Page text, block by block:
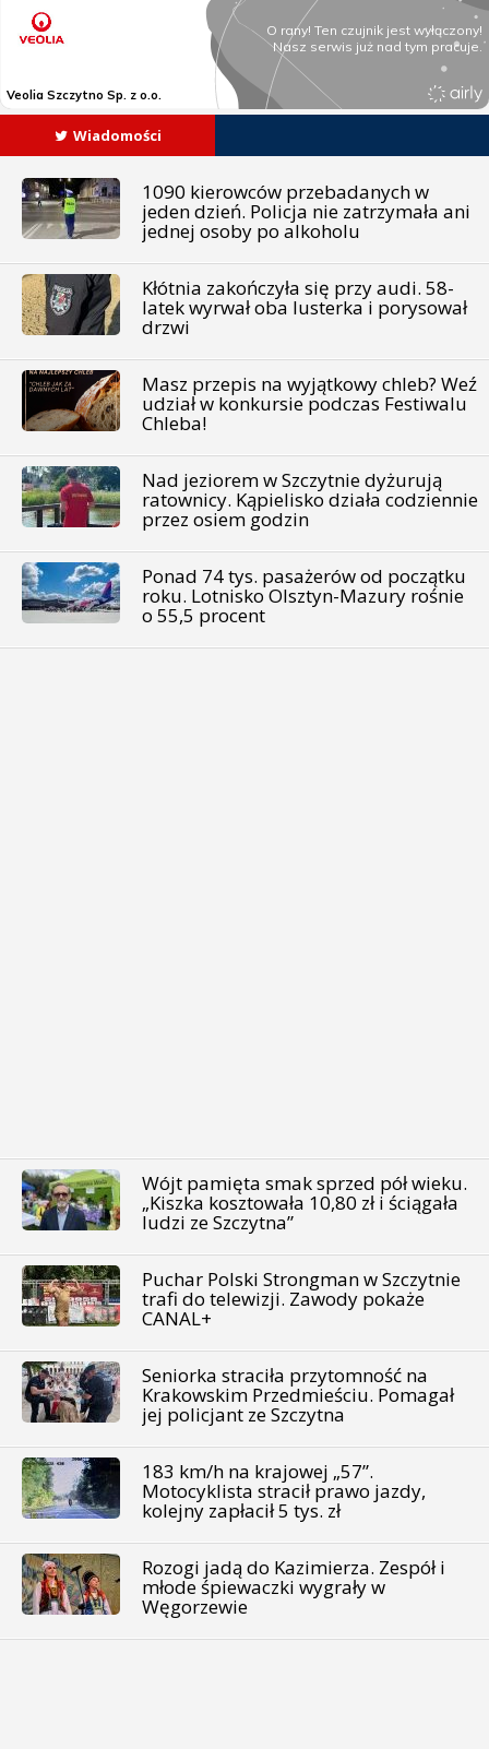
Wiadomości
1090 kierowców przebadanych w
jeden dzień. Policja nie zatrzymała ani
jednej osoby po alkoholu
Kłótnia zakończyła się przy audi. 58-
latek wyrwał oba lusterka i porysował
drzwi
Masz przepis na wyjątkowy chleb? Weź
udział w konkursie podczas Festiwalu
Chleba!
Nad jeziorem w Szczytnie dyżurują
ratownicy. Kąpielisko działa codziennie
przez osiem godzin
Ponad 74 tys. pasażerów od początku
roku. Lotnisko Olsztyn-Mazury rośnie
o 55,5 procent
Wójt pamięta smak sprzed pół wieku.
„Kiszka kosztowała 10,80 zł i ściągała
ludzi ze Szczytna”
Puchar Polski Strongman w Szczytnie
trafi do telewizji. Zawody pokaże
CANAL+
Seniorka straciła przytomność na
Krakowskim Przedmieściu. Pomagał
jej policjant ze Szczytna
183 km/h na krajowej „57”.
Motocyklista stracił prawo jazdy,
kolejny zapłacił 5 tys. zł
Rozogi jadą do Kazimierza. Zespół i
młode śpiewaczki wygrały w
Węgorzewie